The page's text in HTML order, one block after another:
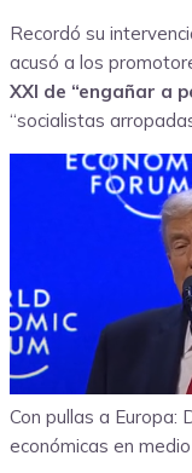
Recordó su
acusó a los
XXI de “engañar a
“socialistas
Con pullas a Europa:
económicas en